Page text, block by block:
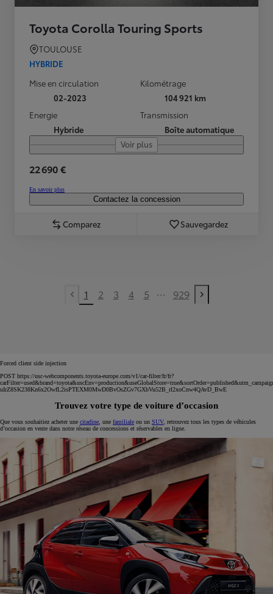
Toyota Corolla Touring Sports
TOULOUSE
HYBRIDE
Mise en circulation
02-2023
Kilométrage
104 921 km
Energie
Hybride
Transmission
Boîte automatique
Voir plus
22 690 €
En savoir plus
Contactez la concession
Comparez Sauvegardez
Previous page
1 2 3 4 5 ... 929
Next page
Forced client side injection
POST https://usc-webcomponents.toyota-europe.com/v1/car-filter/fr/fr?
uIrZ8SK238Kn6x2OwfL2isPTEXM0MwD0BvOsZGv7GXbVu52B_rl2xoCnw4QAvD_BwE
Trouvez votre type de voiture d’occasion
Que vous souhaitiez acheter une citadine , une familiale ou un SUV, retrouvez tous les types de véhicules
d’occasion en vente dans notre réseau de concessions et réservables en ligne.